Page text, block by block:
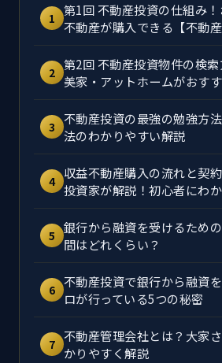
1 第1回 不動産投資の仕組み
不動産が購入できる【不動産
2 第2回 不動産投資物件の検
美家・アットホームがおす
3
不動産投資の最強の勉強方
法のわかりやすい解説
4 収益不動産購入の流れと契
投資家が解説！初心者にわ
5 銀行から融資を受けるため
間はどれくらい？
6 不動産投資で銀行から融資
ロが行っている5つの秘密
7 不動産管理会社とは？大家
かりやすく解説